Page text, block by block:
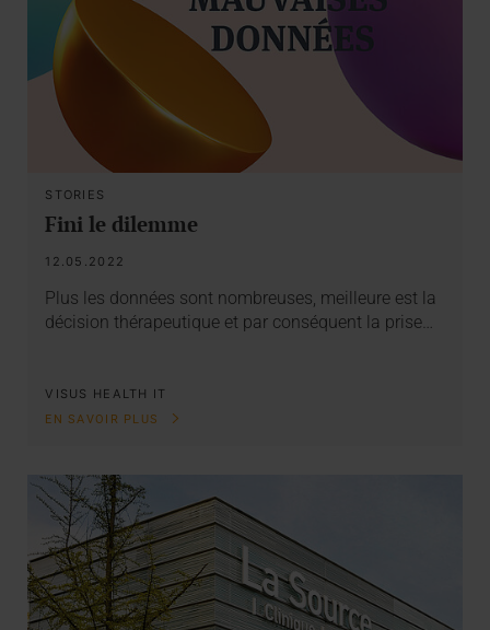
STORIES
Fini le dilemme
12.05.2022
Plus les données sont nombreuses, meilleure est la
décision thérapeutique et par conséquent la prise…
VISUS HEALTH IT
EN SAVOIR PLUS